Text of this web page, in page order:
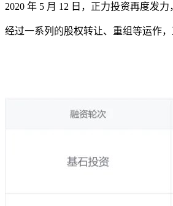
2020 年 5 月 12 日，正力投资再度发
经过一系列的股权转让、重组等运作